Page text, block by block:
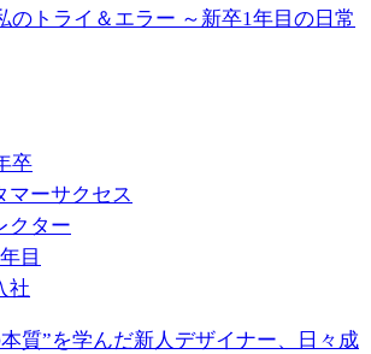
のトライ＆エラー ～新卒1年目の日常
卒
マーサクセス
クター
目
社
質”を学んだ新人デザイナー、日々成